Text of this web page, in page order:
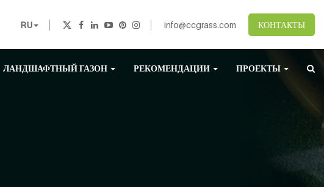
RU info@ccgrass.com КОНТАКТЫ
ЛАНДШАФТНЫЙ ГАЗОН РЕКОМЕНДАЦИИ ПРОЕКТЫ